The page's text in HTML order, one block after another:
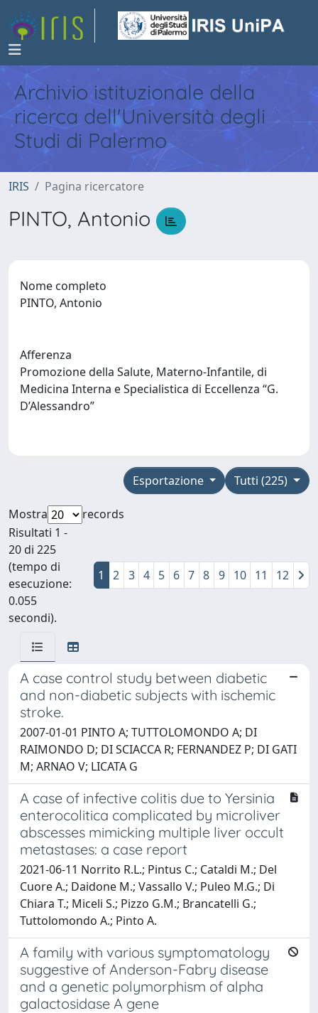
Archivio istituzionale della
ricerca dell'Università degli
Studi di Palermo
IRIS Pagina ricercatore
PINTO, Antonio
Nome completo
PINTO, Antonio
Afferenza
Promozione della Salute, Materno-Infantile, di
Medicina Interna e Specialistica di Eccellenza “G.
D’Alessandro”
Tutti (225)
Esportazione
Mostra
records
Risultati 1 -
20 di 225
(tempo di
esecuzione:
0.055
secondi).
1 2 3 4 5 6 7 8 9 10 11 12
A case control study between diabetic
and non-diabetic subjects with ischemic
stroke.
2007-01-01 PINTO A; TUTTOLOMONDO A; DI
RAIMONDO D; DI SCIACCA R; FERNANDEZ P; DI GATI
M; ARNAO V; LICATA G
A case of infective colitis due to Yersinia
enterocolitica complicated by microliver
abscesses mimicking multiple liver occult
metastases: a case report
2021-06-11 Norrito R.L.; Pintus C.; Cataldi M.; Del
Cuore A.; Daidone M.; Vassallo V.; Puleo M.G.; Di
Chiara T.; Miceli S.; Pizzo G.M.; Brancatelli G.;
Tuttolomondo A.; Pinto A.
A family with various symptomatology
suggestive of Anderson-Fabry disease
and a genetic polymorphism of alpha
galactosidase A gene